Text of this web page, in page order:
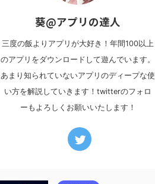
葵@アプリの達人
三度の飯よりアプリが大好き！年間100以上
のアプリをダウンロードして遊んでいます。
あまり知られていないアプリのディープな使
い方を解説していきます！twitterのフォロ
ーもよろしくお願いいたします！